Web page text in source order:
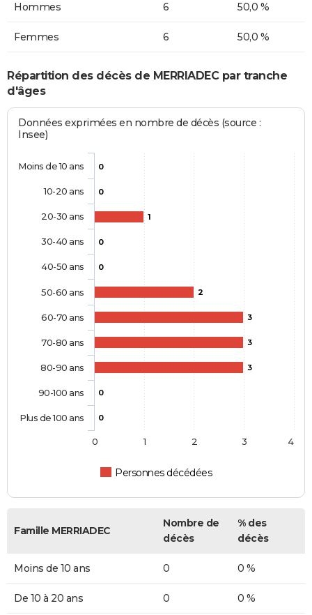
Hommes 6 50,0 %
Femmes 6 50,0 %
Répartition des décès de MERRIADEC par tranche
d'âges
Données exprimées en nombre de décès (source :
Insee)
0
0
1
0
0
2
3
3
3
0
0
Personnes décédées
Moins de 10 ans
10-20 ans
20-30 ans
30-40 ans
40-50 ans
50-60 ans
60-70 ans
70-80 ans
80-90 ans
90-100 ans
Plus de 100 ans
0 1 2 3 4
Famille MERRIADEC
Nombre de
décès
% des
décès
Moins de 10 ans 0 0 %
De 10 à 20 ans 0 0 %